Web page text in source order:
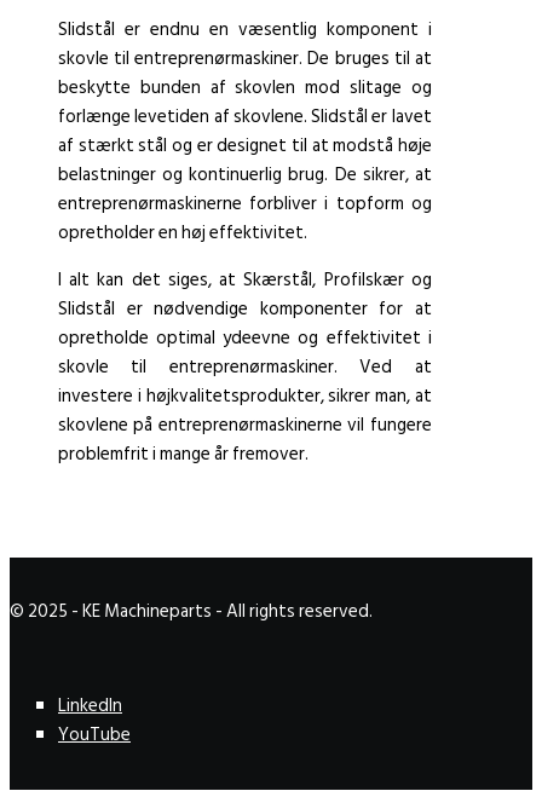
Slidstål er endnu en væsentlig komponent i
skovle til entreprenørmaskiner. De bruges til at
beskytte bunden af skovlen mod slitage og
forlænge levetiden af skovlene. Slidstål er lavet
af stærkt stål og er designet til at modstå høje
belastninger og kontinuerlig brug. De sikrer, at
entreprenørmaskinerne forbliver i topform og
opretholder en høj effektivitet.
I alt kan det siges, at Skærstål, Profilskær og
Slidstål er nødvendige komponenter for at
opretholde optimal ydeevne og effektivitet i
skovle til entreprenørmaskiner. Ved at
investere i højkvalitetsprodukter, sikrer man, at
skovlene på entreprenørmaskinerne vil fungere
problemfrit i mange år fremover.
© 2025 - KE Machineparts - All rights reserved.
LinkedIn
YouTube